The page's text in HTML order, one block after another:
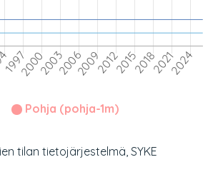
Pohja (pohja-1m)
tilan tietojärjestelmä, SYKE